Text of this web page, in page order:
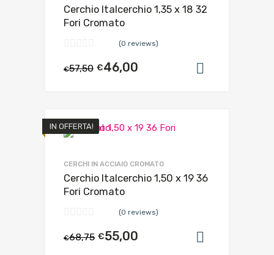
Cerchio Italcerchio 1,35 x 18 32
Fori Cromato
(0 reviews)
€57,50 €46,00
IN OFFERTA!
CERCHI IN ACCIAIO CROMATO
Cerchio Italcerchio 1,50 x 19 36
Fori Cromato
(0 reviews)
€68,75 €55,00